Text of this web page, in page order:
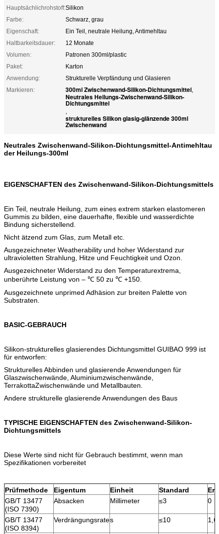
Hauptsächlichrohstoff:Silikon
Farbe:
Schwarz, grau
Eigenschaft:
Ein Teil, neutrale Heilung, Antimehltau
Haltbarkeitsdauer:
12 Monate
Volumen:
Patronen 300ml/plastic
Paket:
Karton
Anwendung:
Strukturelle Verpfändung und Glasieren
Markieren:
300ml Zwischenwand-Silikon-Dichtungsmittel,
Neutrales Heilungs-Zwischenwand-Silikon-
Dichtungsmittel
,
strukturelles Silikon glasig-glänzende 300ml
Zwischenwand
Neutrales Zwischenwand-Silikon-Dichtungsmittel-Antimehltau
der Heilungs-300ml
EIGENSCHAFTEN des Zwischenwand-Silikon-Dichtungsmittels
Ein Teil, neutrale Heilung, zum eines extrem starken elastomeren
Gummis zu bilden, eine dauerhafte, flexible und wasserdichte
Bindung sicherstellend.
Nicht ätzend zum Glas, zum Metall etc.
Ausgezeichneter Weatherability und hoher Widerstand zur
ultravioletten Strahlung, Hitze und Feuchtigkeit und Ozon.
Ausgezeichneter Widerstand zu den Temperaturextrema,
unberührte Leistung von – ℃ 50 zu ℃ +150.
Ausgezeichnete unprimed Adhäsion zur breiten Palette von
Substraten.
BASIC-GEBRAUCH
Silikon-strukturelles glasierendes Dichtungsmittel GUIBAO 999 ist
für entworfen:
Strukturelles Abbinden und glasierende Anwendungen für
Glaszwischenwände, Aluminiumzwischenwände,
TerrakottaZwischenwände und Metallbauten.
Andere strukturelle glasierende Anwendungen des Baus
TYPISCHE EIGENSCHAFTEN des Zwischenwand-Silikon-
Dichtungsmittels
Diese Werte sind nicht für Gebrauch bestimmt, wenn man
Spezifikationen vorbereitet
Prüfmethode Eigentum Einheit Standard
GB/T 13477
(ISO 7390)
Absacken Millimeter ≤3 0
GB/T 13477
(ISO 8394)
Verdrängungsrates ≤10 1,6